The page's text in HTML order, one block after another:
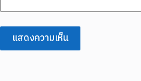
แสดงความเห็น